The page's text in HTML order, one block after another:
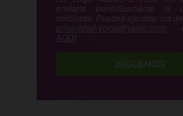
enviarte periódicamente la
solicitada. Puedes ejercitar tus
privacidad-yoigo@yoigo.com .
AQUÍ
¡SÍGUENOS!